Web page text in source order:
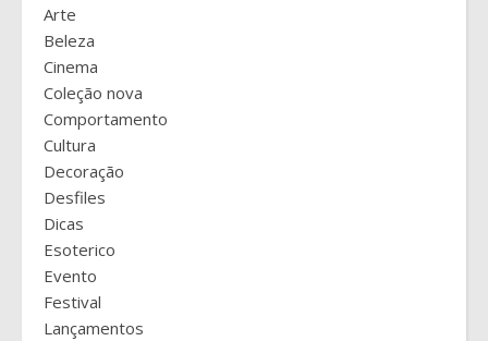
Arte
Beleza
Cinema
Coleção nova
Comportamento
Cultura
Decoração
Desfiles
Dicas
Esoterico
Evento
Festival
Lançamentos